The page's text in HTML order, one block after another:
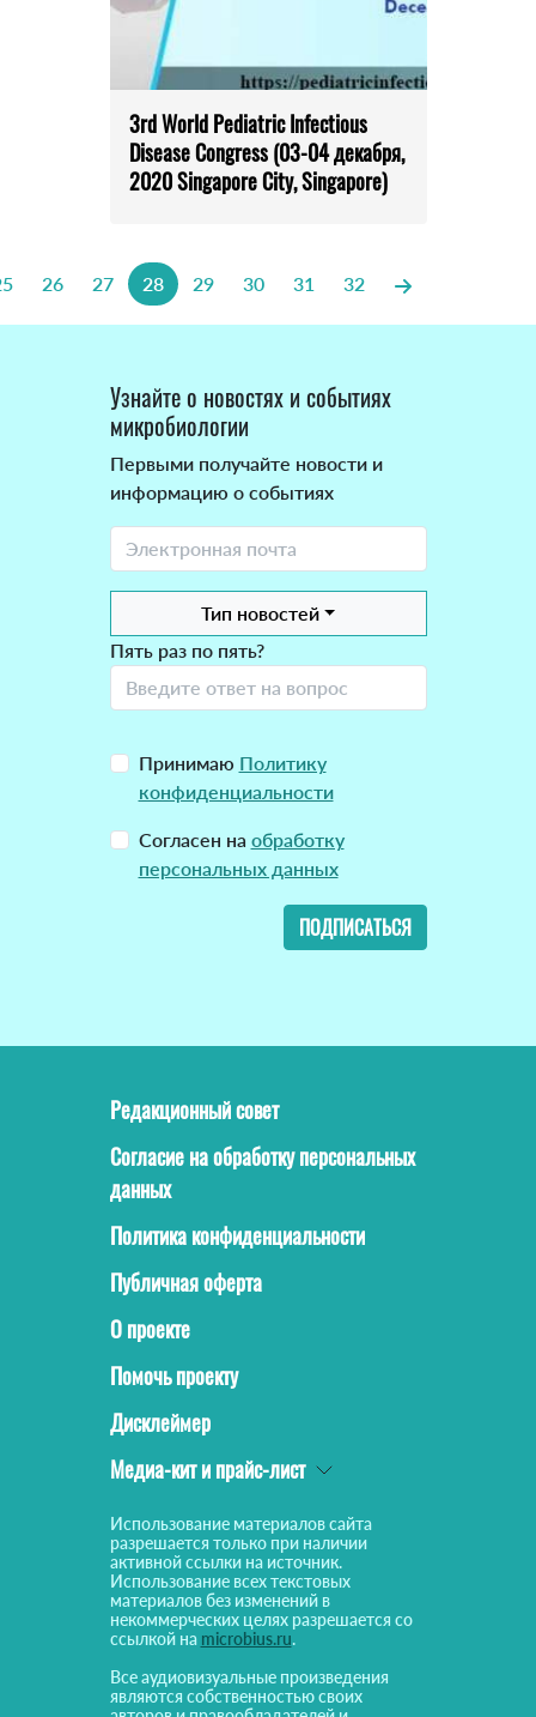
3rd World Pediatric Infectious
Disease Congress (03-04 декабря,
2020 Singapore City, Singapore)
26 27 28 29 30 31 32
Узнайте о новостях и событиях
микробиологии
Первыми получайте новости и
информацию о событиях
Тип новостей
Пять раз по пять?
Принимаю Политику
конфиденциальности
Согласен на обработку
персональных данных
ПОДПИСАТЬСЯ
Редакционный совет
Согласие на обработку персональных
данных
Политика конфиденциальности
Публичная оферта
О проекте
Помочь проекту
Дисклеймер
Медиа-кит и прайс-лист
Использование материалов сайта
разрешается только при наличии
активной ссылки на источник.
Использование всех текстовых
материалов без изменений в
некоммерческих целях разрешается со
ссылкой на microbius.ru.
Все аудиовизуальные произведения
являются собственностью своих